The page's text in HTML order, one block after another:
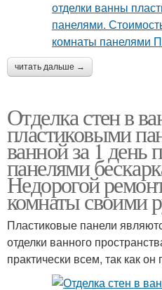
читать дальше →
Отделка стен в
пластиковыми
ванной за 1 день
панелями
Недорогой
комнаты своими
Пластиковые панели
отделки ванного
практически всем, так как